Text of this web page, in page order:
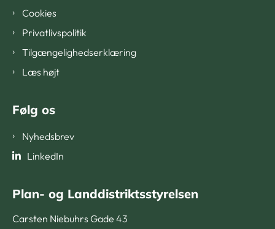
Cookies
Privatlivspolitik
Tilgængelighedserklæring
Læs højt
Følg os
Nyhedsbrev
LinkedIn
Plan- og Landdistriktsstyrelsen
Carsten Niebuhrs Gade 43